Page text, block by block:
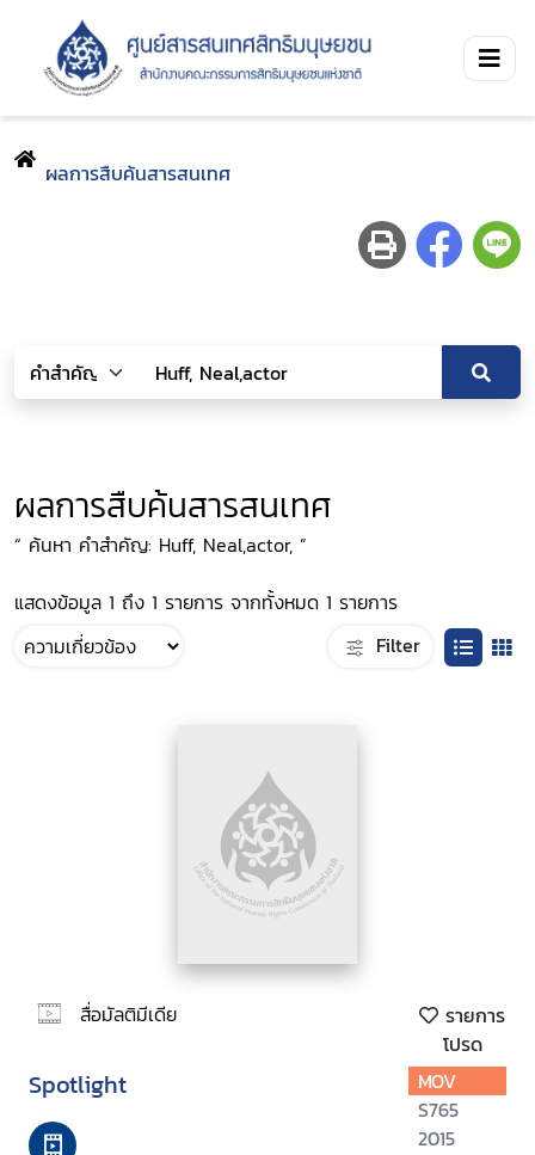
ผลการสืบค้นสารสนเทศ
ผลการสืบค้นสารสนเทศ
“ ค้นหา คำสำคัญ: Huff, Neal,actor, ”
แสดงข้อมูล 1 ถึง 1 รายการ จากทั้งหมด 1 รายการ
Filter
สื่อมัลติมีเดีย
รายการ
โปรด
Spotlight
MOV
S765
2015